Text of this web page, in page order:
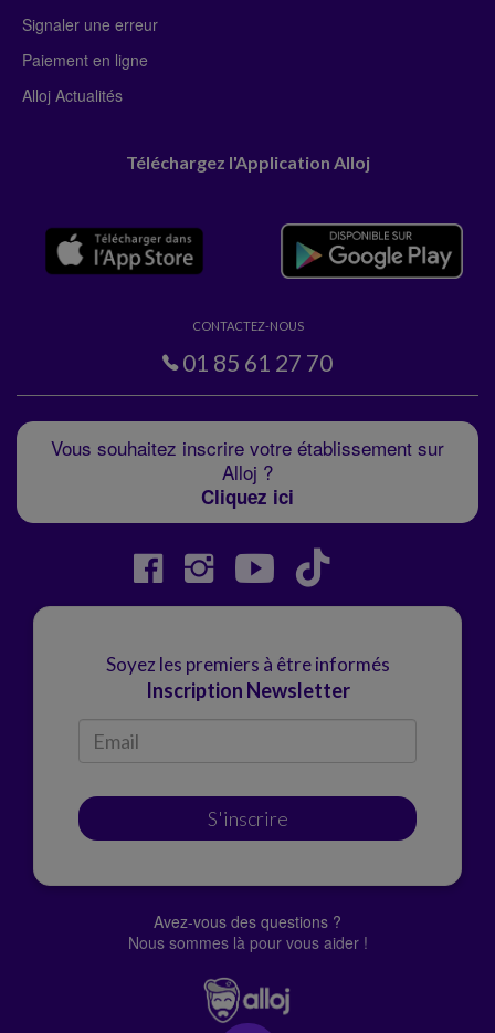
Signaler une erreur
Paiement en ligne
Alloj Actualités
Téléchargez l'Application Alloj
CONTACTEZ-NOUS
01 85 61 27 70
Vous souhaitez inscrire votre établissement sur
Alloj ?
Cliquez ici
Soyez les premiers à être informés
Inscription Newsletter
S'inscrire
Avez-vous des questions ?
Nous sommes là pour vous aider !